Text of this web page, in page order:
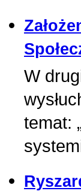
W
temat: